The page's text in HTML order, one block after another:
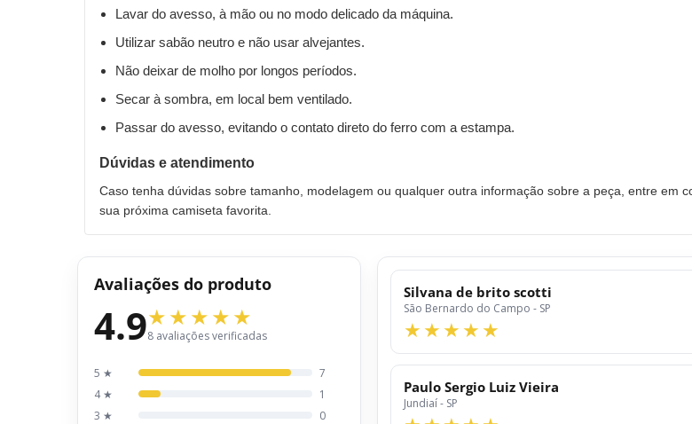
Lavar do avesso, à mão ou no modo delicado da máquina.
Utilizar sabão neutro e não usar alvejantes.
Não deixar de molho por longos períodos.
Secar à sombra, em local bem ventilado.
Passar do avesso, evitando o contato direto do ferro com a estampa.
Dúvidas e atendimento
Caso tenha dúvidas sobre tamanho, modelagem ou qualquer outra informação sobre a peça, entre em
sua próxima camiseta favorita.
Avaliações do produto
4.98 avaliações verificadas
5 ★
7
4 ★
1
3 ★
0
Silvana de brito scotti
São Bernardo do Campo - SP
Paulo Sergio Luiz Vieira
Jundiaí - SP